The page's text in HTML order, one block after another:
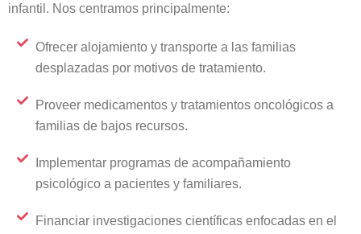
infantil. Nos centramos principalmente:
Ofrecer alojamiento y transporte a las familias
desplazadas por motivos de tratamiento.
Proveer medicamentos y tratamientos oncológicos a
familias de bajos recursos.
Implementar programas de acompañamiento
psicológico a pacientes y familiares.
Financiar investigaciones científicas enfocadas en el